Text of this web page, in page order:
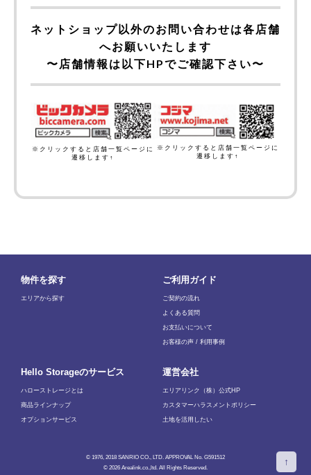
↑
ネットショップ以外のお問い合わせは各店舗
へお願いいたします
〜店舗情報は以下HPでご確認下さい〜
※クリックすると店舗一覧ページに
遷移します↑
※クリックすると店舗一覧ページに
遷移します↑
物件を探す
エリアから探す
ご利用ガイド
ご契約の流れ
よくある質問
お支払いについて
お客様の声 / 利用事例
Hello Storageのサービス
ハローストレージとは
商品ラインナップ
オプションサービス
運営会社
エリアリンク（株）公式HP
カスタマーハラスメントポリシー
土地を活用したい
© 1976, 2018 SANRIO CO., LTD. APPROVAL No. G591512
© 2026 Arealink.co.,ltd. All Rights Reserved.